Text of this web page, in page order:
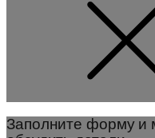
Заполните форму и